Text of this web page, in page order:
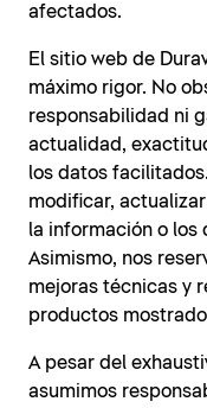
afectados.
El sitio web de
máximo rigor. No
responsabilidad ni
actualidad,
los datos
modificar,
la información o los
Asimismo, nos
mejoras técnicas y
productos
A pesar del
asumimos